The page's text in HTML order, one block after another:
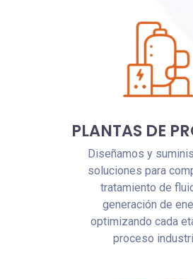
PLANTAS DE
Diseñamos y
soluciones para
tratamiento de
generación de
optimizando cada
proceso